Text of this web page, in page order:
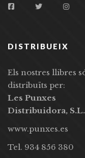
DISTRIBUEIX
Els nostres llibres
distribuïts per:
Les Punxes
Distribuidora, S.L.
www.punxes.es
Tel. 934 856 380